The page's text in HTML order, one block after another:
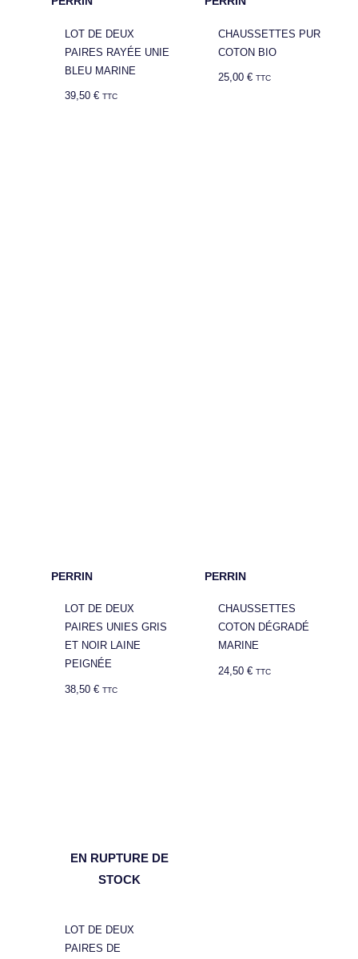
LOT DE DEUX
PAIRES RAYÉE UNIE
BLEU MARINE
39,50€ TTC
CHAUSSETTES PUR
COTON BIO
25,00€ TTC
PERRIN
LOT DE DEUX
PAIRES UNIES GRIS
ET NOIR LAINE
PEIGNÉE
38,50€ TTC
PERRIN
CHAUSSETTES
COTON DÉGRADÉ
MARINE
24,50€ TTC
EN RUPTURE DE
STOCK
LOT DE DEUX
PAIRES DE